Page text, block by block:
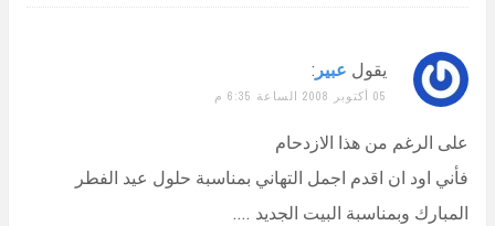
يقول عبير :
05 أكتوبر 2008 الساعة 6:35 م
على الرغم من هذا الازدحام
فأني اود ان اقدم اجمل التهاني بمناسبة حلول عيد الفطر
المبارك وبمناسبة البيت الجديد ….